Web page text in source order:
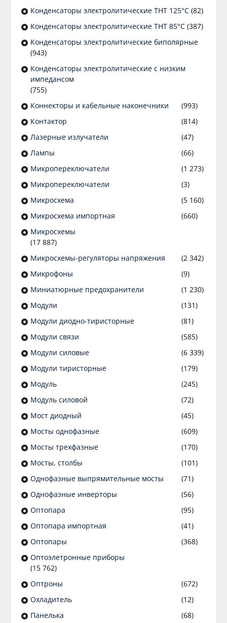
Конденсаторы электролитические THT 125°C(82)
Конденсаторы электролитические THT 85°C(387)
Конденсаторы электролитические биполярные
(943)
Конденсаторы электролитические с низким
импедансом
(755)
Коннекторы и кабельные наконечники
(993)
Контактор
(814)
Лазерные излучатели
(47)
Лампы
(66)
Микропереключатели
(1 273)
Микропереключатели
(3)
Микросхема
(5 160)
Микросхема импортная
(660)
Микросхемы
(17 887)
Микросхемы-регуляторы напряжения
(2 342)
Микрофоны
(9)
Миниатюрные предохранители
(1 230)
Модули
(131)
Модули диодно-тиристорные
(81)
Модули связи
(585)
Модули силовые
(6 339)
Модули тиристорные
(179)
Модуль
(245)
Модуль силовой
(72)
Мост диодный
(45)
Мосты однофазные
(609)
Мосты трехфазные
(170)
Мосты, столбы
(101)
Однофазные выпрямительные мосты
(71)
Однофазные инверторы
(56)
Оптопара
(95)
Оптопара импортная
(41)
Оптопары
(368)
Оптоэлетронные приборы
(15 762)
Оптроны
(672)
Охладитель
(12)
Панелька
(68)